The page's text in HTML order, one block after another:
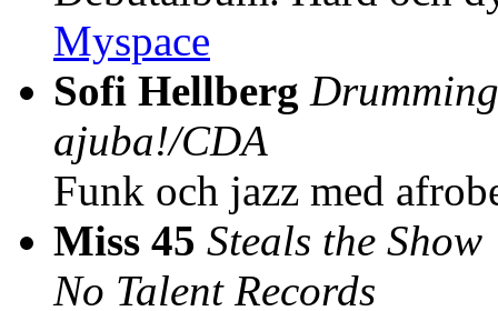
Myspace
Sofi Hellberg
ajuba!/CDA
Funk och jazz med
Miss 45 Steals the Show
No Talent Records